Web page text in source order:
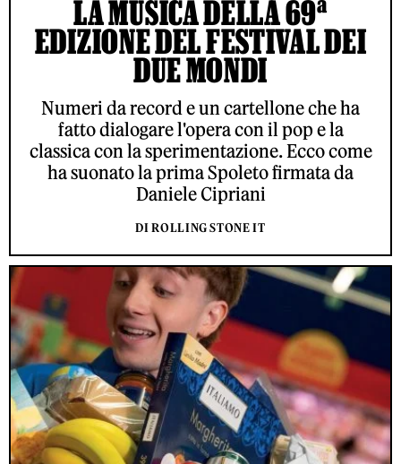
LA MUSICA DELLA 69ª
EDIZIONE DEL FESTIVAL DEI
DUE MONDI
Numeri da record e un cartellone che ha
fatto dialogare l'opera con il pop e la
classica con la sperimentazione. Ecco come
ha suonato la prima Spoleto firmata da
Daniele Cipriani
DI ROLLING STONE IT